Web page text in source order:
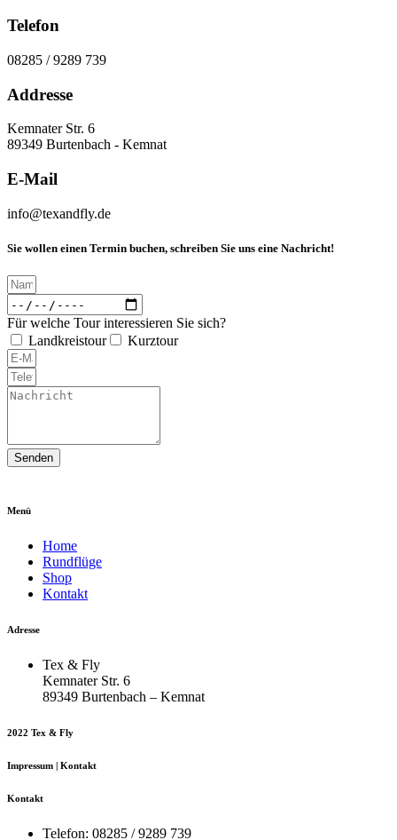
Telefon
08285 / 9289 739
Addresse
Kemnater Str. 6
89349 Burtenbach - Kemnat
E-Mail
info@texandfly.de
Sie wollen einen Termin buchen, schreiben Sie uns eine Nachricht!
Für welche Tour interessieren Sie sich?
Landkreistour
Kurztour
Senden
Menü
Home
Rundflüge
Shop
Kontakt
Adresse
Tex & Fly
Kemnater Str. 6
89349 Burtenbach – Kemnat
2022 Tex & Fly
Impressum | Kontakt
Kontakt
Telefon: 08285 / 9289 739